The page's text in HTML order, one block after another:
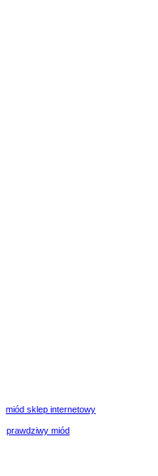
miód sklep internetowy
prawdziwy miód